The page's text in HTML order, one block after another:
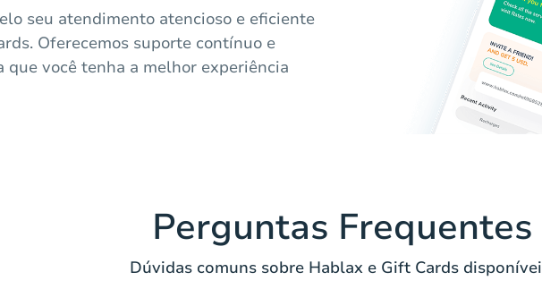
seu atendimento atencioso e eficiente
Oferecemos suporte contínuo e
que você tenha a melhor experiência
Perguntas Frequentes
Dúvidas comuns sobre Hablax e Gift Cards